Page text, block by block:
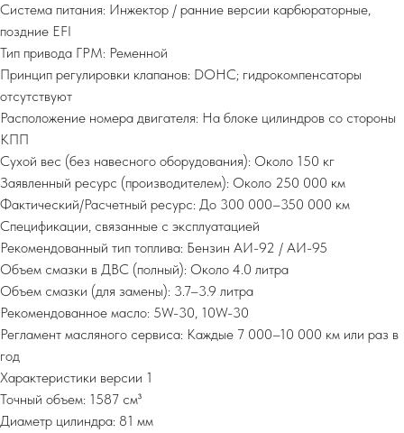
Система питания: Инжектор / ранние версии карбюраторные,
поздние EFI
Тип привода ГРМ: Ременной
Принцип регулировки клапанов: DOHC; гидрокомпенсаторы
отсутствуют
Расположение номера двигателя: На блоке цилиндров со стороны
КПП
Сухой вес (без навесного оборудования): Около 150 кг
Заявленный ресурс (производителем): Около 250 000 км
Фактический/Расчетный ресурс: До 300 000–350 000 км
Спецификации, связанные с эксплуатацией
Рекомендованный тип топлива: Бензин АИ-92 / АИ-95
Объем смазки в ДВС (полный): Около 4.0 литра
Объем смазки (для замены): 3.7–3.9 литра
Рекомендованное масло: 5W-30, 10W-30
Регламент масляного сервиса: Каждые 7 000–10 000 км или раз в
год
Характеристики версии 1
Точный объем: 1587 см³
Диаметр цилиндра: 81 мм